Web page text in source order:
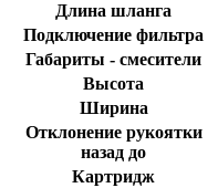
Длина шланга
Подключение фильтра
Габариты - смесители
Высота
Ширина
Отклонение рукоятки
назад до
Картридж